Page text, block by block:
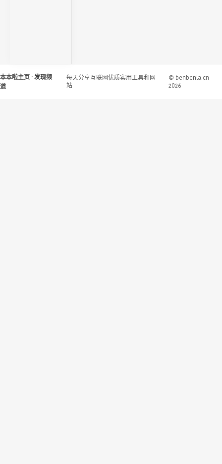
本本啦主页 · 发现频
道
每天分享互联网优质实用工具和网
站
© benbenla.cn
2026